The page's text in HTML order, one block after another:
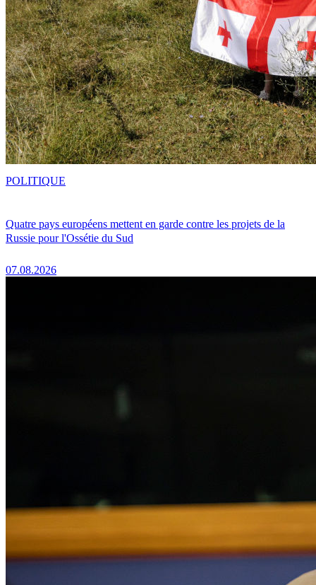
Quatre pays européens mettent en garde contre les projets de la
Russie pour l'Ossétie du Sud
07.08.2026
POLITIQUE